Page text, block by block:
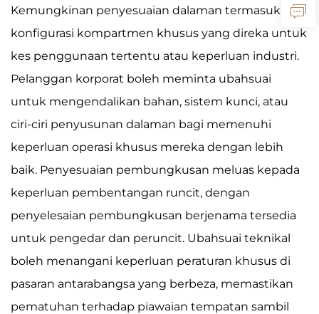
Kemungkinan penyesuaian dalaman termasuk
konfigurasi kompartmen khusus yang direka untuk
kes penggunaan tertentu atau keperluan industri.
Pelanggan korporat boleh meminta ubahsuai
untuk mengendalikan bahan, sistem kunci, atau
ciri-ciri penyusunan dalaman bagi memenuhi
keperluan operasi khusus mereka dengan lebih
baik. Penyesuaian pembungkusan meluas kepada
keperluan pembentangan runcit, dengan
penyelesaian pembungkusan berjenama tersedia
untuk pengedar dan peruncit. Ubahsuai teknikal
boleh menangani keperluan peraturan khusus di
pasaran antarabangsa yang berbeza, memastikan
pematuhan terhadap piawaian tempatan sambil